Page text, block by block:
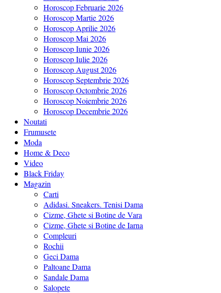
Horoscop Februarie 2026
Horoscop Martie 2026
Horoscop Aprilie 2026
Horoscop Mai 2026
Horoscop Iunie 2026
Horoscop Iulie 2026
Horoscop August 2026
Horoscop Septembrie 2026
Horoscop Octombrie 2026
Horoscop Noiembrie 2026
Horoscop Decembrie 2026
Noutati
Frumusete
Moda
Home & Deco
Video
Black Friday
Magazin
Carti
Adidasi. Sneakers. Tenisi Dama
Cizme, Ghete si Botine de Vara
Cizme, Ghete si Botine de Iarna
Compleuri
Rochii
Geci Dama
Paltoane Dama
Sandale Dama
Salopete